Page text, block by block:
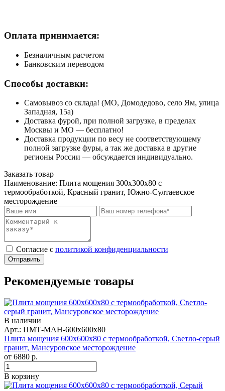
Оплата принимается:
Безналичным расчетом
Банковским переводом
Способы доставки:
Самовывоз со склада! (МО, Домодедово, село Ям, улица
Западная, 15а)
Доставка фурой, при полной загрузке, в пределах
Москвы и МО — бесплатно!
Доставка продукции по весу не соответствующему
полной загрузке фуры, а так же доставка в другие
регионы России — обсуждается индивидуально.
Заказать товар
Наименование: Плита мощения 300x300x80 с
термообработкой, Красный гранит, Южно-Султаевское
месторождение
Cогласие с политикой конфиденциальности
Отправить
Рекомендуемые товары
В наличии
Арт.: ПМТ-МАН-600х600х80
Плита мощения 600x600x80 с термообработкой, Светло-серый
гранит, Мансуровское месторождение
от 6880 р.
В корзину